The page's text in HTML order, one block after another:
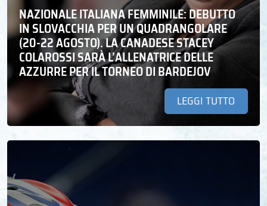
NAZIONALE ITALIANA FEMMINILE: DEBUTTO
IN SLOVACCHIA PER UN QUADRANGOLARE
(20-22 AGOSTO). LA CANADESE STACEY
COLAROSSI SARÀ L’ALLENATRICE DELLE
AZZURRE PER IL TORNEO DI BARDEJOV
LEGGI TUTTO